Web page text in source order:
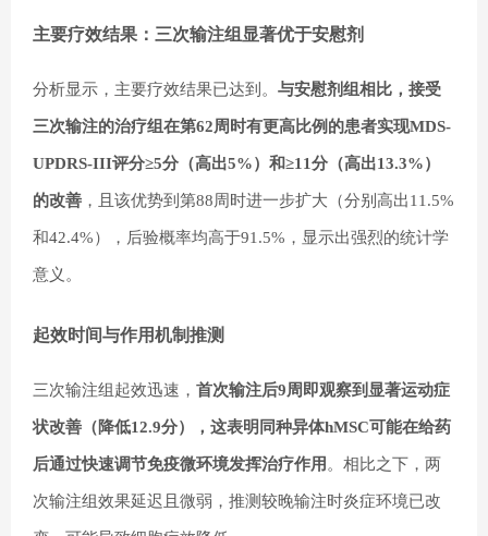
主要疗效结果：三次输注组显著优于安慰剂
分析显示，主要疗效结果已达到。 与安慰剂组相比，接受
三次输注的治疗组在第62周时有更高比例的患者实现MDS-
UPDRS-III评分≥5分（高出5%）和≥11分（高出13.3%）
的改善 ，且该优势到第88周时进一步扩大（分别高出11.5%
和42.4%），后验概率均高于91.5%，显示出强烈的统计学
意义。
起效时间与作用机制推测
三次输注组起效迅速， 首次输注后9周即观察到显著运动症
状改善（降低12.9分），这表明同种异体hMSC可能在给药
后通过快速调节免疫微环境发挥治疗作用 。相比之下，两
次输注组效果延迟且微弱，推测较晚输注时炎症环境已改